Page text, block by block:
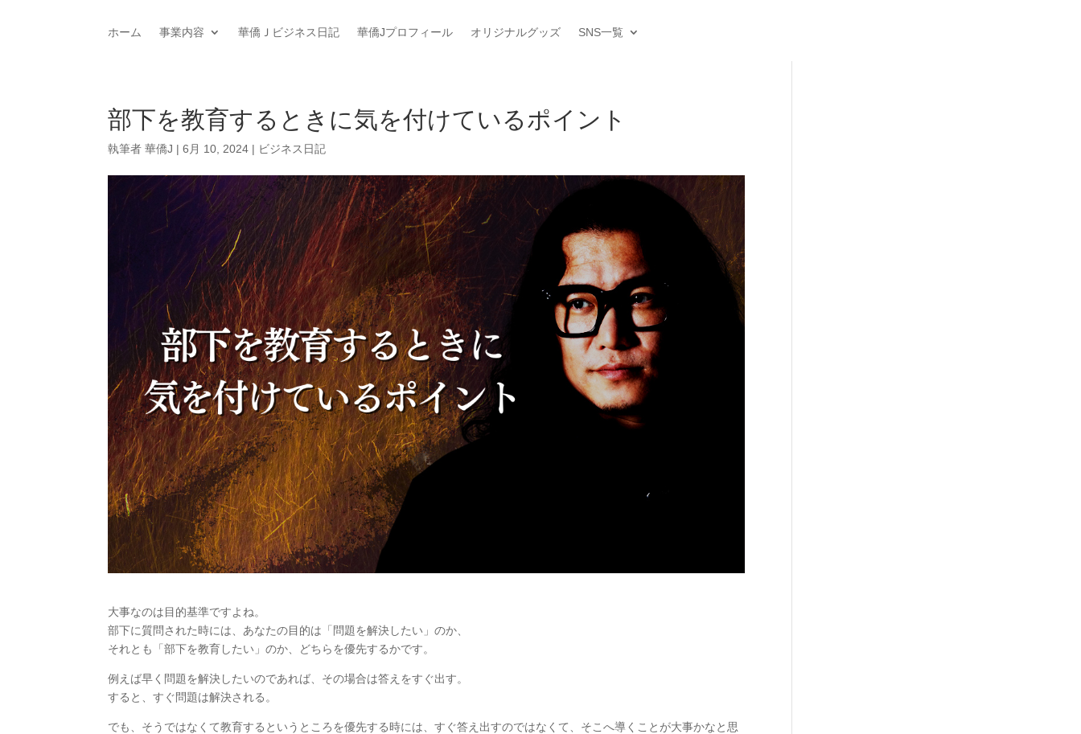
ホーム 事業内容 華僑Ｊビジネス日記 華僑Jプロフィール オリジナルグッズ SNS一覧
部下を教育するときに気を付けているポイント
執筆者華僑J |6月 10, 2024 | ビジネス日記
大事なのは目的基準ですよね。
部下に質問された時には、あなたの目的は「問題を解決したい」のか、
それとも「部下を教育したい」のか、どちらを優先するかです。
例えば早く問題を解決したいのであれば、その場合は答えをすぐ出す。
すると、すぐ問題は解決される。
でも、そうではなくて教育するというところを優先する時には、すぐ答え出すのではなくて、そこへ導くことが大事かなと思